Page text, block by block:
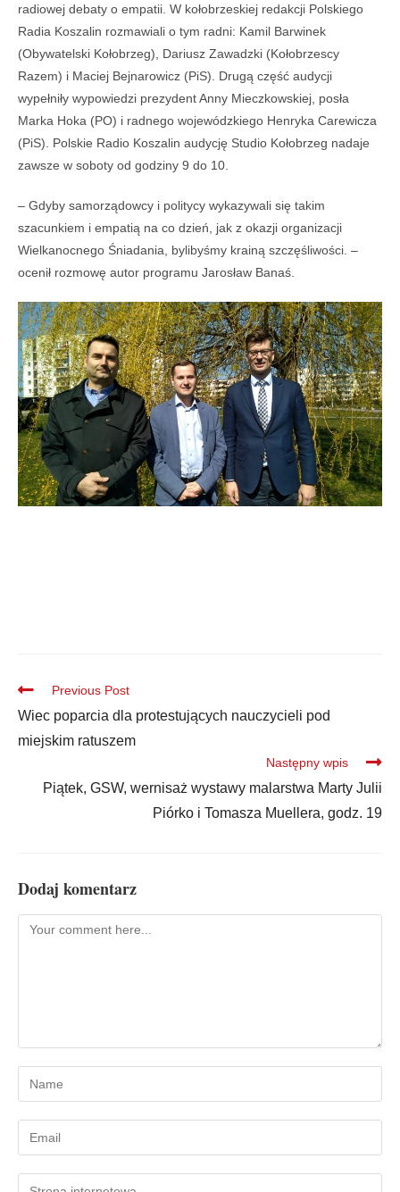
radiowej debaty o empatii. W kołobrzeskiej redakcji Polskiego
Radia Koszalin rozmawiali o tym radni: Kamil Barwinek
(Obywatelski Kołobrzeg), Dariusz Zawadzki (Kołobrzescy
Razem) i Maciej Bejnarowicz (PiS). Drugą część audycji
wypełniły wypowiedzi prezydent Anny Mieczkowskiej, posła
Marka Hoka (PO) i radnego wojewódzkiego Henryka Carewicza
(PiS). Polskie Radio Koszalin audycję Studio Kołobrzeg nadaje
zawsze w soboty od godziny 9 do 10.
– Gdyby samorządowcy i politycy wykazywali się takim
szacunkiem i empatią na co dzień, jak z okazji organizacji
Wielkanocnego Śniadania, bylibyśmy krainą szczęśliwości. –
ocenił rozmowę autor programu Jarosław Banaś.
Previous Post
Wiec poparcia dla protestujących nauczycieli pod
miejskim ratuszem
Następny wpis
Piątek, GSW, wernisaż wystawy malarstwa Marty Julii
Piórko i Tomasza Muellera, godz. 19
Dodaj komentarz